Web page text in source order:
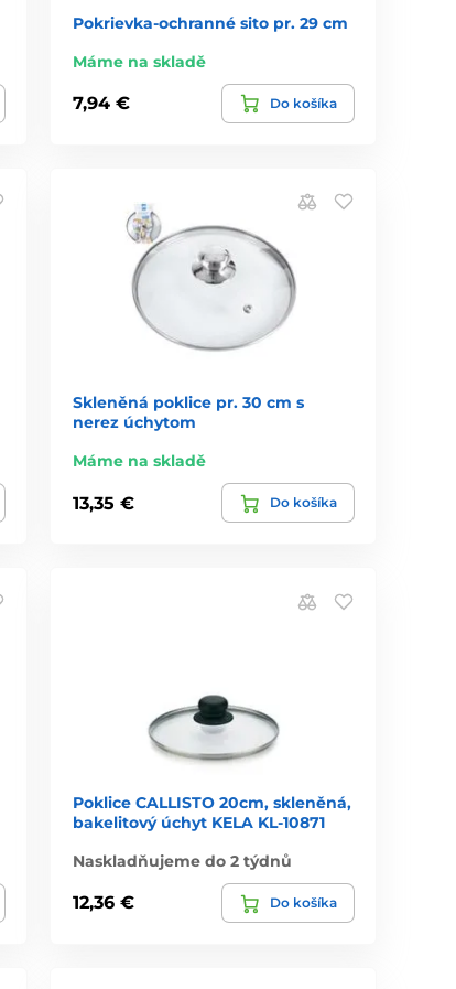
Pokrievka-ochranné sito pr. 29 cm
Máme na skladě
7,94 € Do košíka
Skleněná poklice pr. 30 cm s
nerez úchytom
Máme na skladě
13,35 € Do košíka
Poklice CALLISTO 20cm, skleněná,
bakelitový úchyt KELA KL-10871
Naskladňujeme do 2 týdnů
12,36 € Do košíka